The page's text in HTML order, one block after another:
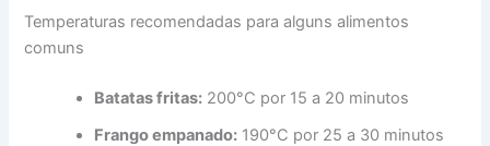
Temperaturas recomendadas para alguns alimentos
comuns
Batatas fritas: 200°C por 15 a 20 minutos
Frango empanado: 190°C por 25 a 30 minutos